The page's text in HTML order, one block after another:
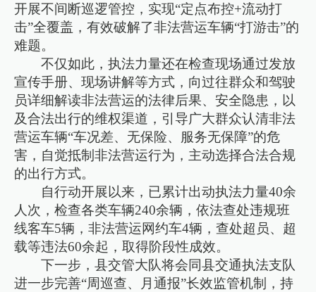
开展不间断巡逻管控，实现“定点布控+流动打
击”全覆盖，有效破解了非法营运车辆“打游击”的
难题。
不仅如此，执法力量还在检查现场通过发放
宣传手册、现场讲解等方式，向过往群众和驾驶
员详细解读非法营运的法律后果、安全隐患，以
及合法出行的维权渠道，引导广大群众认清非法
营运车辆“车况差、无保险、服务无保障”的危
害，自觉抵制非法营运行为，主动选择合法合规
的出行方式。
自行动开展以来，已累计出动执法力量40余
人次，检查各类车辆240余辆，依法查处违规班
线客车5辆，非法营运网约车4辆，查处超员、超
载等违法60余起，取得阶段性成效。
下一步，县交管大队将会同县交通执法支队
进一步完善“周巡查、月通报”长效监管机制，持